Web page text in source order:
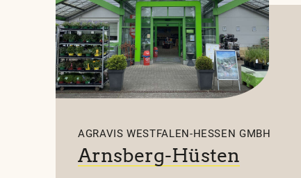
Am Bahnhof 5
34434 Borgentreich
Jetzt geschlossen
Brakel
AGRAVIS WESTFALEN-HESSEN GMBH
Arnsberg-Hüsten